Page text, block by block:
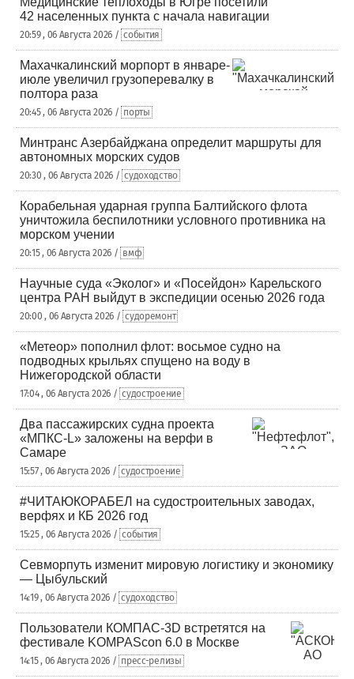
42 населенных пункта с начала навигации
20:59 , 06 Августа 2026 / события
Махачкалинский морпорт в январе-
июле увеличил грузоперевалку в
полтора раза
20:45 , 06 Августа 2026 / порты
Минтранс Азербайджана определит маршруты для
автономных морских судов
20:30 , 06 Августа 2026 / судоходство
Корабельная ударная группа Балтийского флота
уничтожила беспилотники условного противника на
морском учении
20:15 , 06 Августа 2026 / вмф
Научные суда «Эколог» и «Посейдон» Карельского
центра РАН выйдут в экспедиции осенью 2026 года
20:00 , 06 Августа 2026 / судоремонт
«Метеор» пополнил флот: восьмое судно на
подводных крыльях спущено на воду в
Нижегородской области
17:04 , 06 Августа 2026 / судостроение
Два пассажирских судна проекта
«МПКС-L» заложены на верфи в
Самаре
15:57 , 06 Августа 2026 / судостроение
#ЧИТАЮКОРАБЕЛ на судостроительных заводах,
верфях и КБ 2026 год
15:25 , 06 Августа 2026 / события
Севморпуть изменит мировую логистику и экономику
— Цыбульский
14:19 , 06 Августа 2026 / судоходство
Пользователи КОМПАС-3D встретятся на
фестивале KOMPAScon 6.0 в Москве
14:15 , 06 Августа 2026 / пресс-релизы